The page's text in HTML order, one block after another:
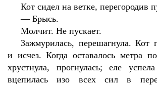
Кот сидел на ветке, перегородив
—Брысь.
Молчит. Не пускает.
Зажмурилась, перешагнула. Кот
и исчез. Когда оставалось метра
хрустнула, прогнулась; еле
вцепилась изо всех сил в